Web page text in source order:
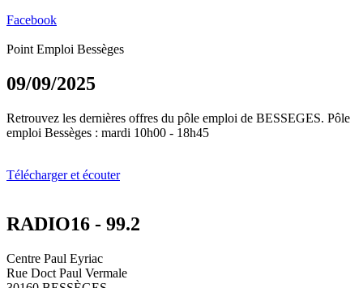
Facebook
Point Emploi Bessèges
09/09/2025
Retrouvez les dernières offres du pôle emploi de BESSEGES. Pôle
emploi Bessèges : mardi 10h00 - 18h45
Télécharger et écouter
RADIO16 - 99.2
Centre Paul Eyriac
Rue Doct Paul Vermale